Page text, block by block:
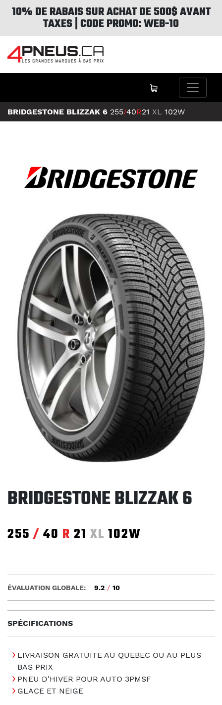
10% DE RABAIS SUR ACHAT DE 500$ AVANT
TAXES | CODE PROMO: WEB-10
BRIDGESTONE BLIZZAK 6 255/40R21 XL 102W
BRIDGESTONE BLIZZAK 6
255 / 40 R 21 XL 102W
SPÉCIFICATIONS
ÉVALUATION GLOBALE: 9.2 / 10
LIVRAISON GRATUITE AU QUEBEC OU AU PLUS
BAS PRIX
PNEU D'HIVER POUR AUTO 3PMSF
GLACE ET NEIGE